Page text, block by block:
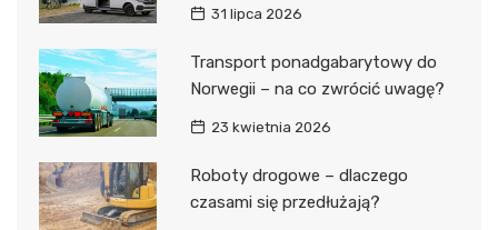
31 lipca 2026
Transport ponadgabarytowy do
Norwegii – na co zwrócić uwagę?
23 kwietnia 2026
Roboty drogowe – dlaczego
czasami się przedłużają?